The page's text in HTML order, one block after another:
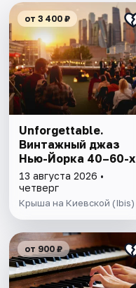
от 3 400 ₽
Unforgettable.
Винтажный джаз
Нью-Йорка 40–60-х
13 августа 2026 •
четверг
Крыша на Киевской (Ibis)
от 900 ₽